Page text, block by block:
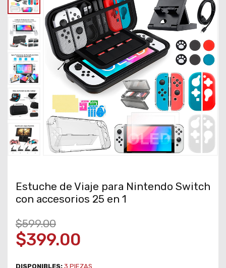
Estuche de Viaje para Nintendo Switch
con accesorios 25 en 1
$599.00
$399.00
DISPONIBLES: 3 PIEZAS